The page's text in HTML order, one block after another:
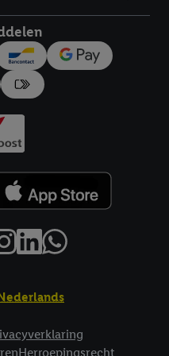
Herroepingsrecht